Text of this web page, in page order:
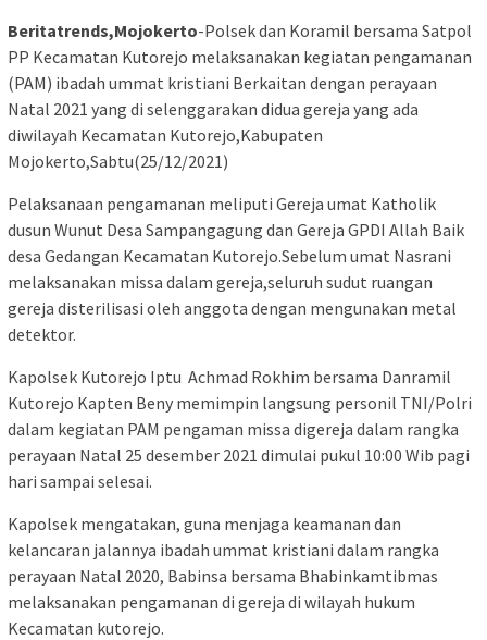
Beritatrends,Mojokerto-Polsek dan Koramil bersama Satpol
PP Kecamatan Kutorejo melaksanakan kegiatan pengamanan
(PAM) ibadah ummat kristiani Berkaitan dengan perayaan
Natal 2021 yang di selenggarakan didua gereja yang ada
diwilayah Kecamatan Kutorejo,Kabupaten
Mojokerto,Sabtu(25/12/2021)
Pelaksanaan pengamanan meliputi Gereja umat Katholik
dusun Wunut Desa Sampangagung dan Gereja GPDI Allah Baik
desa Gedangan Kecamatan Kutorejo.Sebelum umat Nasrani
melaksanakan missa dalam gereja,seluruh sudut ruangan
gereja disterilisasi oleh anggota dengan mengunakan metal
detektor.
Kapolsek Kutorejo Iptu Achmad Rokhim bersama Danramil
Kutorejo Kapten Beny memimpin langsung personil TNI/Polri
dalam kegiatan PAM pengaman missa digereja dalam rangka
perayaan Natal 25 desember 2021 dimulai pukul 10:00 Wib pagi
hari sampai selesai.
Kapolsek mengatakan, guna menjaga keamanan dan
kelancaran jalannya ibadah ummat kristiani dalam rangka
perayaan Natal 2020, Babinsa bersama Bhabinkamtibmas
melaksanakan pengamanan di gereja di wilayah hukum
Kecamatan kutorejo.